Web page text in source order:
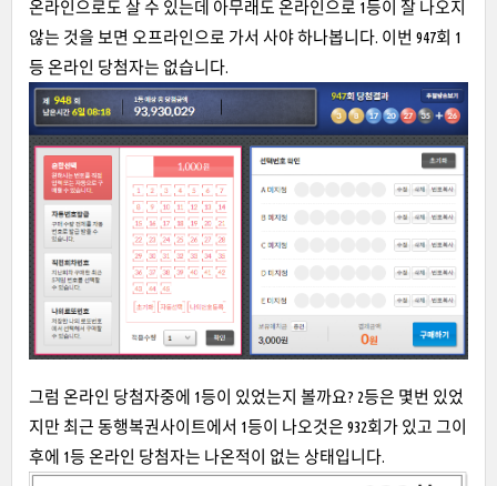
온라인으로도 살 수 있는데 아무래도 온라인으로 1등이 잘 나오지
않는 것을 보면 오프라인으로 가서 사야 하나봅니다. 이번 947회 1
등 온라인 당첨자는 없습니다.
그럼 온라인 당첨자중에 1등이 있었는지 볼까요? 2등은 몇번 있었
지만 최근 동행복권사이트에서 1등이 나오것은 932회가 있고 그이
후에 1등 온라인 당첨자는 나온적이 없는 상태입니다.